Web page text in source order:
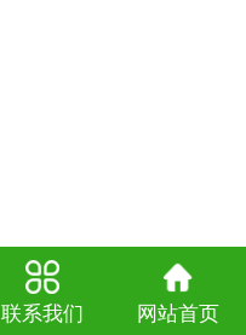
联系我们 网站首页